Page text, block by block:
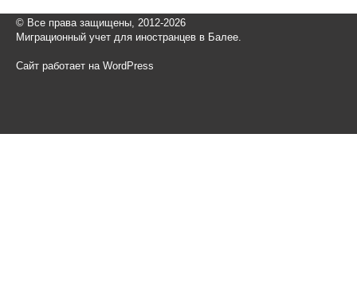
© Все права защищены, 2012-2026
Миграционный учет для иностранцев в Балее.
Сайт работает на WordPress